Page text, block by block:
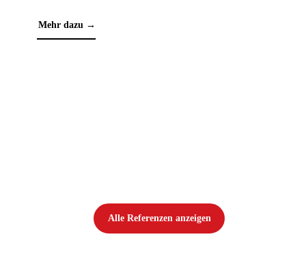
Mehr dazu →
Alle Referenzen anzeigen